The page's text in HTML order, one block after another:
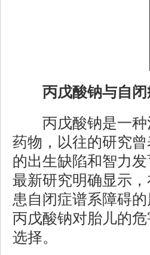
丙戊酸钠与自
丙戊酸钠是一种
药物，以往的研究
的出生缺陷和智力
最新研究明确显示
患自闭症谱系障碍
丙戊酸钠对胎儿的
选择。